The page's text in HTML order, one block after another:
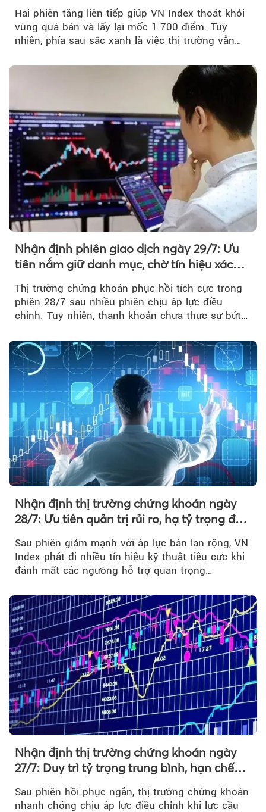
Hai phiên tăng liên tiếp giúp VN Index thoát khỏi
vùng quá bán và lấy lại mốc 1.700 điểm. Tuy
nhiên, phía sau sắc xanh là việc thị trường vẫn
tiền vẫn chưa thực sự trở lại.
Nhận định phiên giao dịch ngày 29/7: Ưu
tiên nắm giữ danh mục, chờ tín hiệu xác
Thị trường chứng khoán phục hồi tích cực trong
phiên 28/7 sau nhiều phiên chịu áp lực điều
chỉnh. Tuy nhiên, thanh khoản chưa thực sự bứt
Nhận định thị trường chứng khoán ngày
28/7: Ưu tiên quản trị rủi ro, hạ tỷ trọng đòn
Sau phiên giảm mạnh với áp lực bán lan rộng, VN
Index phát đi nhiều tín hiệu kỹ thuật tiêu cực khi
đánh mất các ngưỡng hỗ trợ quan trọng…
Nhận định thị trường chứng khoán ngày
27/7: Duy trì tỷ trọng trung bình, hạn chế
Sau phiên hồi phục ngắn, thị trường chứng khoán
nhanh chóng chịu áp lực điều chỉnh khi lực cầu